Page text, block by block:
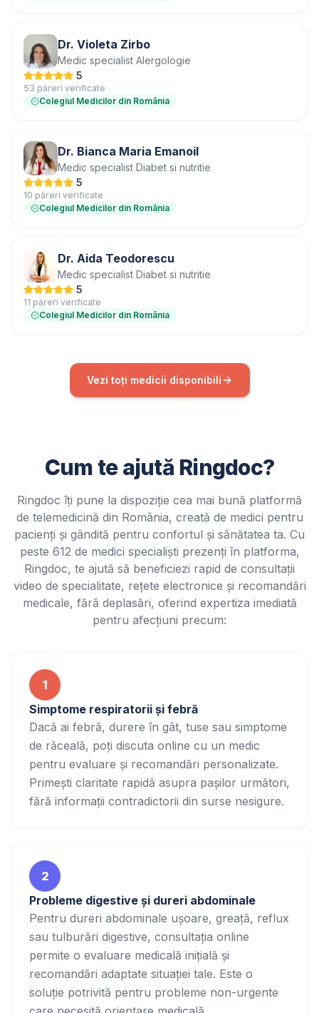
Dr. Violeta Zirbo
Medic specialist Alergologie
5
53 păreri verificate
Colegiul Medicilor din România
Dr. Bianca Maria Emanoil
Medic specialist Diabet si nutritie
5
10 păreri verificate
Colegiul Medicilor din România
Dr. Aida Teodorescu
Medic specialist Diabet si nutritie
5
11 păreri verificate
Colegiul Medicilor din România
Vezi toți medicii disponibili
Cum te ajută Ringdoc?
Ringdoc îți pune la dispoziție cea mai bună platformă
de telemedicină din România, creată de medici pentru
pacienți și gândită pentru confortul și sănătatea ta. Cu
peste 612 de medici specialiști prezenți în platforma,
Ringdoc, te ajută să beneficiezi rapid de consultații
video de specialitate, rețete electronice și recomandări
medicale, fără deplasări, oferind expertiza imediată
pentru afecțiuni precum:
1
Simptome respiratorii și febră
Dacă ai febră, durere în gât, tuse sau simptome
de răceală, poți discuta online cu un medic
pentru evaluare și recomandări personalizate.
Primești claritate rapidă asupra pașilor următori,
fără informații contradictorii din surse nesigure.
2
Probleme digestive și dureri abdominale
Pentru dureri abdominale ușoare, greață, reflux
sau tulburări digestive, consultația online
permite o evaluare medicală inițială și
recomandări adaptate situației tale. Este o
soluție potrivită pentru probleme non-urgente